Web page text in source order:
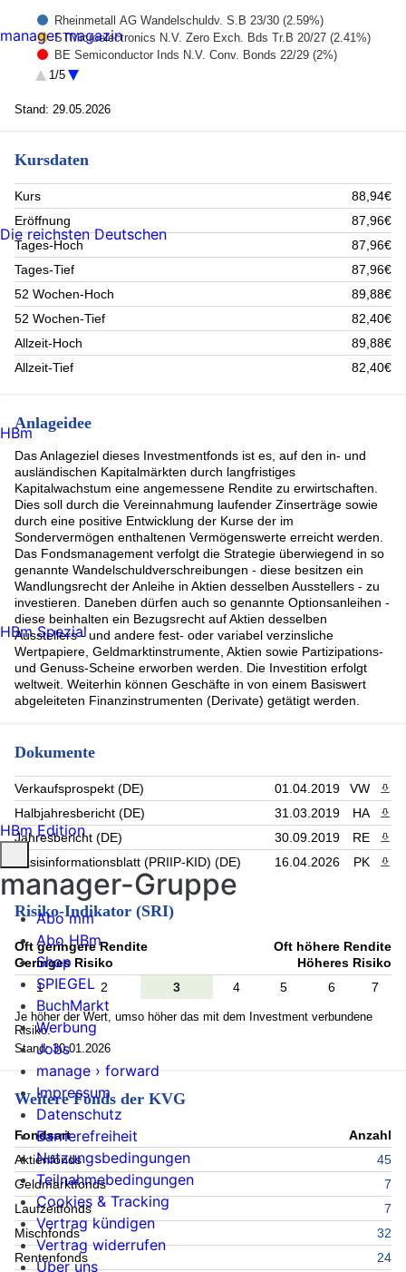
Rheinmetall AG Wandelschuldv. S.B 23/30 (2.59%)
STMicroelectronics N.V. Zero Exch. Bds Tr.B 20/27 (2.41%)
BE Semiconductor Inds N.V. Conv. Bonds 22/29 (2%)
Schneider Electric SE Conv. Bonds 23/30 (1.81%)
Cellnex Telecom S.A. Conv. MT Bds 19/28 (1.49%)
AIXTRON SE Zero-Wandelschuldv. 26/31 (1.18%)
1/5
Stand: 29.05.2026
Kursdaten
Kurs
88,94€
Eröffnung
87,96€
Tages-Hoch
87,96€
Tages-Tief
87,96€
52 Wochen-Hoch
89,88€
52 Wochen-Tief
82,40€
Allzeit-Hoch
89,88€
Allzeit-Tief
82,40€
Anlageidee
Das Anlageziel dieses Investmentfonds ist es, auf den in- und
ausländischen Kapitalmärkten durch langfristiges
Kapitalwachstum eine angemessene Rendite zu erwirtschaften.
Dies soll durch die Vereinnahmung laufender Zinserträge sowie
durch eine positive Entwicklung der Kurse der im
Sondervermögen enthaltenen Vermögenswerte erreicht werden.
Das Fondsmanagement verfolgt die Strategie überwiegend in so
genannte Wandelschuldverschreibungen - diese besitzen ein
Wandlungsrecht der Anleihe in Aktien desselben Ausstellers - zu
investieren. Daneben dürfen auch so genannte Optionsanleihen -
diese beinhalten ein Bezugsrecht auf Aktien desselben
Ausstellers - und andere fest- oder variabel verzinsliche
Wertpapiere, Geldmarktinstrumente, Aktien sowie Partizipations-
und Genuss-Scheine erworben werden. Die Investition erfolgt
weltweit. Weiterhin können Geschäfte in von einem Basiswert
abgeleiteten Finanzinstrumenten (Derivate) getätigt werden.
Dokumente
Verkaufsprospekt (DE) 01.04.2019 VW
Halbjahresbericht (DE)
31.03.2019 HA
Jahresbericht (DE)
30.09.2019 RE
Basisinformationsblatt (PRIIP-KID) (DE)
16.04.2026 PK
Risiko-Indikator (SRI)
Oft geringere Rendite
Geringes Risiko
Oft höhere Rendite
Höheres Risiko
1
2 3 4 5 6 7
Je höher der Wert, umso höher das mit dem Investment verbundene
Risiko.
Stand: 30.01.2026
Weitere Fonds der KVG
Fondsart
Anzahl
Aktienfonds
45
Geldmarktfonds
7
Laufzeitfonds
7
Mischfonds
32
Rentenfonds
24
manager magazin
Die reichsten Deutschen
HBm
HBm Spezial
HBm Edition
manager-Gruppe
Abo mm
Abo HBm
Shop
SPIEGEL
BuchMarkt
Werbung
Jobs
manage › forward
Impressum
Datenschutz
Barrierefreiheit
Nutzungsbedingungen
Teilnahmebedingungen
Cookies & Tracking
Vertrag kündigen
Vertrag widerrufen
Über uns